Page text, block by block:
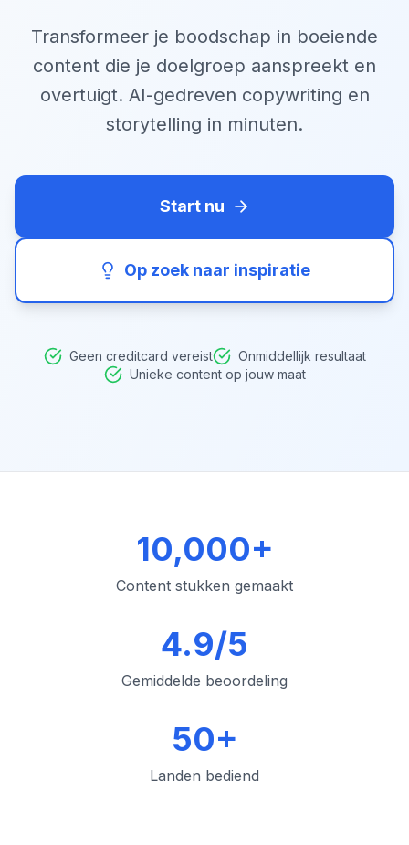
Transformeer je boodschap in boeiende
content die je doelgroep aanspreekt en
overtuigt. AI-gedreven copywriting en
storytelling in minuten.
Start nu
Op zoek naar inspiratie
Geen creditcard vereist
Onmiddellijk resultaat
Unieke content op jouw maat
10,000+
Content stukken gemaakt
4.9/5
Gemiddelde beoordeling
50+
Landen bediend